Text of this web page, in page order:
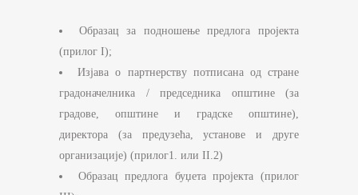
Образац за подношење предлога пројекта
(прилог I);
Изјава о партнерству потписана од стране
градоначелника / председника општине (за
градове, општине и градске општине),
директора (за предузећа, установе и друге
организације) (прилог1. или II.2)
Образац предлога буџета пројекта (прилог